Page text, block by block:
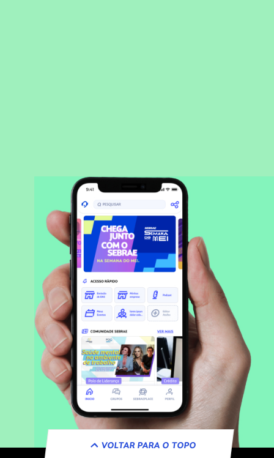
VOLTAR PARA O TOPO